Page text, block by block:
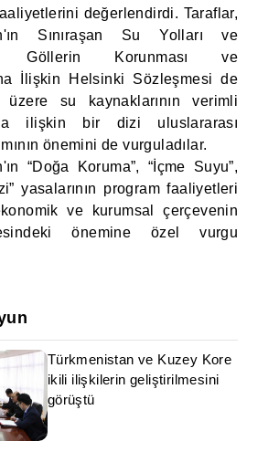
değerlendirdi. Taraflar,
Sınıraşan Su Yolları ve
Göllerin Korunması ve
İlişkin Helsinki Sözleşmesi de
su kaynaklarının verimli
ilişkin bir dizi uluslararası
önemini de vurguladılar.
“Doğa Koruma”, “İçme Suyu”,
yasalarının program faaliyetleri
ve kurumsal çerçevenin
önemine özel vurgu
Türkmenistan ve Kuzey Kore
ikili ilişkilerin geliştirilmesini
görüştü